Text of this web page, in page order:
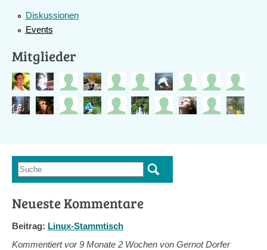
Diskussionen
Events
Mitglieder
Suchformular
Suche
Neueste Kommentare
Beitrag: Linux-Stammtisch
Kommentiert vor9 Monate 2 Wochen von Gernot Dorfer